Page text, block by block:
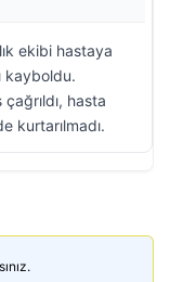
ekibi hastaya
kayboldu.
hasta
kurtarılmadı.